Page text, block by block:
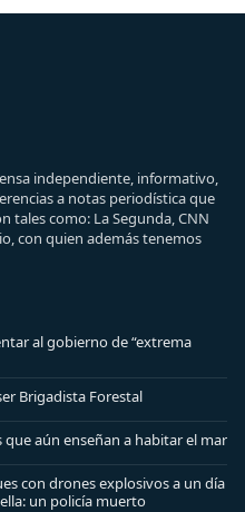
independiente, informativo,
a notas periodística que
tales como: La Segunda, CNN
con quien además tenemos
al gobierno de “extrema
Brigadista Forestal
aún enseñan a habitar el mar
con drones explosivos a un día
un policía muerto